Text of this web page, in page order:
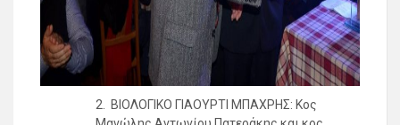
2. ΒΙΟΛΟΓΙΚΟ ΓΙΑΟΥΡΤΙ ΜΠΑΧΡΗΣ: Κος